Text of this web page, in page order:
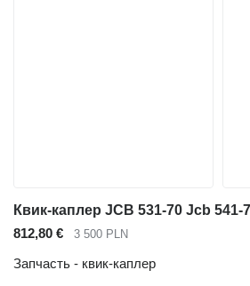
812,80 € 3 500 PLN
Запчасть - квик-каплер